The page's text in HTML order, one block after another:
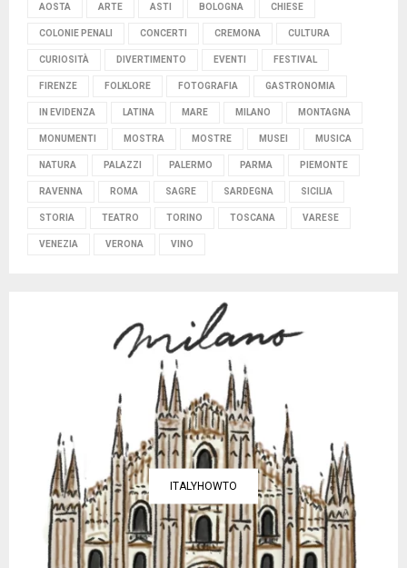
AOSTA ARTE ASTI BOLOGNA CHIESE
COLONIE PENALI CONCERTI CREMONA CULTURA
CURIOSITÀ DIVERTIMENTO EVENTI FESTIVAL
FIRENZE FOLKLORE FOTOGRAFIA GASTRONOMIA
IN EVIDENZA LATINA MARE MILANO MONTAGNA
MONUMENTI MOSTRA MOSTRE MUSEI MUSICA
NATURA PALAZZI PALERMO PARMA PIEMONTE
RAVENNA ROMA SAGRE SARDEGNA SICILIA
STORIA TEATRO TORINO TOSCANA VARESE
VENEZIA VERONA VINO
ITALYHOWTO